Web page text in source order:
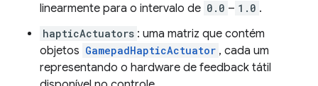
linearmente para o intervalo de 0.0 – 1.0 .
hapticActuators : uma matriz que contém
objetos GamepadHapticActuator , cada um
representando o hardware de feedback tátil